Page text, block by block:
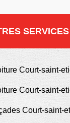
SERVICES
Court-saint-
Court-saint-
Court-saint-